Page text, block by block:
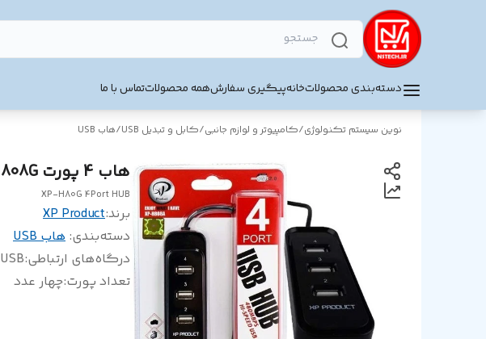
دسته‌بندی محصولاتخانهپیگیری سفارشهمه محصولاتتماس با ما
نوین سیستم تکنولوژی/کامپیوتر و لوازم جانبی/کابل و تبدیل USB /هاب USB
هاب 4 پورت XP-H808G
XP-H80G 4Port HUB
برند:XP Product
دسته‌بندی: هاب USB
درگاه‌های ارتباطی:
USB
تعداد پورت‌:چهار عدد